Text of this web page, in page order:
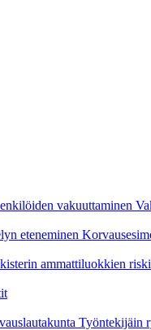
vakuuttaminen
eteneminen
ammattiluokkien
Työntekijäin